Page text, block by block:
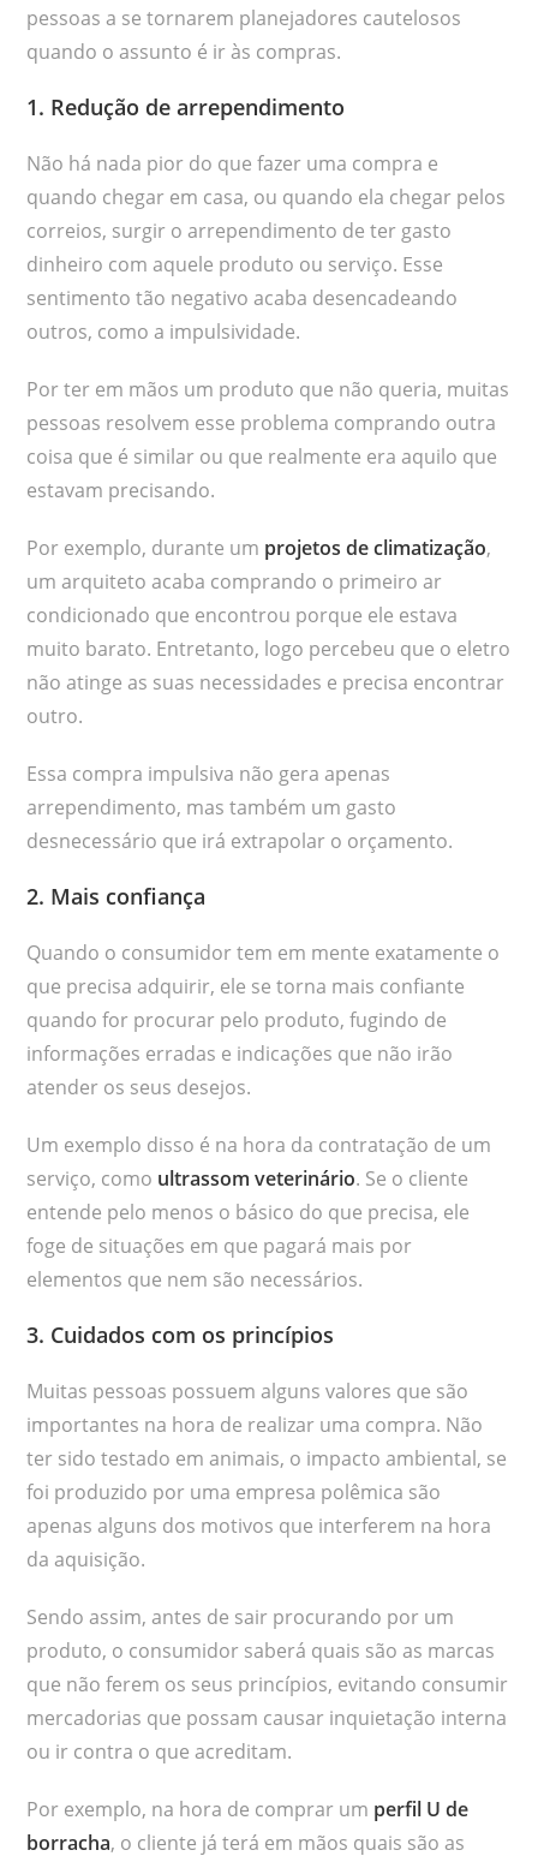
pessoas a se tornarem planejadores cautelosos
quando o assunto é ir às compras.
1. Redução de arrependimento
Não há nada pior do que fazer uma compra e
quando chegar em casa, ou quando ela chegar pelos
correios, surgir o arrependimento de ter gasto
dinheiro com aquele produto ou serviço. Esse
sentimento tão negativo acaba desencadeando
outros, como a impulsividade.
Por ter em mãos um produto que não queria, muitas
pessoas resolvem esse problema comprando outra
coisa que é similar ou que realmente era aquilo que
estavam precisando.
Por exemplo, durante um projetos de climatização,
um arquiteto acaba comprando o primeiro ar
condicionado que encontrou porque ele estava
muito barato. Entretanto, logo percebeu que o eletro
não atinge as suas necessidades e precisa encontrar
outro.
Essa compra impulsiva não gera apenas
arrependimento, mas também um gasto
desnecessário que irá extrapolar o orçamento.
2. Mais confiança
Quando o consumidor tem em mente exatamente o
que precisa adquirir, ele se torna mais confiante
quando for procurar pelo produto, fugindo de
informações erradas e indicações que não irão
atender os seus desejos.
Um exemplo disso é na hora da contratação de um
serviço, como ultrassom veterinário. Se o cliente
entende pelo menos o básico do que precisa, ele
foge de situações em que pagará mais por
elementos que nem são necessários.
3. Cuidados com os princípios
Muitas pessoas possuem alguns valores que são
importantes na hora de realizar uma compra. Não
ter sido testado em animais, o impacto ambiental, se
foi produzido por uma empresa polêmica são
apenas alguns dos motivos que interferem na hora
da aquisição.
Sendo assim, antes de sair procurando por um
produto, o consumidor saberá quais são as marcas
que não ferem os seus princípios, evitando consumir
mercadorias que possam causar inquietação interna
ou ir contra o que acreditam.
Por exemplo, na hora de comprar um perfil U de
borracha, o cliente já terá em mãos quais são as